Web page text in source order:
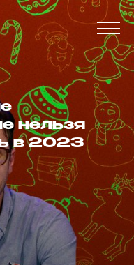
нельзя
в 2023